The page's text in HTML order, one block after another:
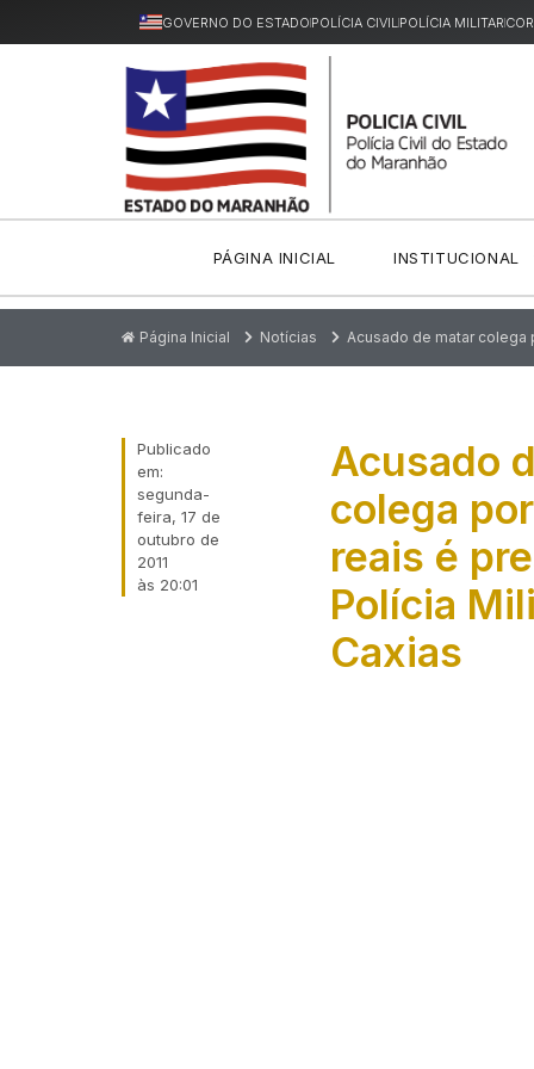
GOVERNO DO ESTADOPOLÍCIA CIVILPOLÍCIA MILITAR
PÁGINA INICIAL INSTITUCIONAL
Página Inicial Notícias Acusado de matar colega
Publicado
em:
segunda-
feira, 17 de
outubro de
2011
às 20:01
Acusado
colega
reais é
Polícia
Caxias